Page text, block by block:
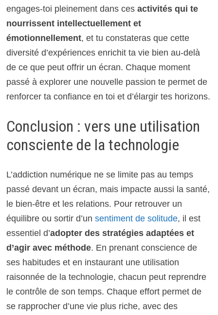
engages-toi pleinement dans ces activités qui te
nourrissent intellectuellement et
émotionnellement, et tu constateras que cette
diversité d’expériences enrichit ta vie bien au-delà
de ce que peut offrir un écran. Chaque moment
passé à explorer une nouvelle passion te permet de
renforcer ta confiance en toi et d’élargir tes horizons.
Conclusion : vers une utilisation
consciente de la technologie
L’addiction numérique ne se limite pas au temps
passé devant un écran, mais impacte aussi la santé,
le bien-être et les relations. Pour retrouver un
équilibre ou sortir d’un sentiment de solitude, il est
essentiel d’adopter des stratégies adaptées et
d’agir avec méthode. En prenant conscience de
ses habitudes et en instaurant une utilisation
raisonnée de la technologie, chacun peut reprendre
le contrôle de son temps. Chaque effort permet de
se rapprocher d’une vie plus riche, avec des